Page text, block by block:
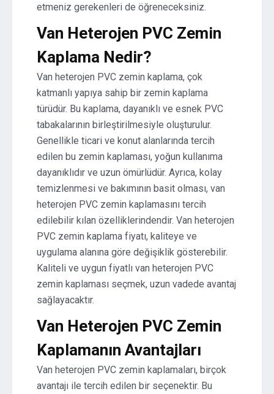
etmeniz gerekenleri de öğreneceksiniz.
Van Heterojen PVC Zemin
Kaplama Nedir?
Van heterojen PVC zemin kaplama, çok
katmanlı yapıya sahip bir zemin kaplama
türüdür. Bu kaplama, dayanıklı ve esnek PVC
tabakalarının birleştirilmesiyle oluşturulur.
Genellikle ticari ve konut alanlarında tercih
edilen bu zemin kaplaması, yoğun kullanıma
dayanıklıdır ve uzun ömürlüdür. Ayrıca, kolay
temizlenmesi ve bakımının basit olması, van
heterojen PVC zemin kaplamasını tercih
edilebilir kılan özelliklerindendir. Van heterojen
PVC zemin kaplama fiyatı, kaliteye ve
uygulama alanına göre değişiklik gösterebilir.
Kaliteli ve uygun fiyatlı van heterojen PVC
zemin kaplaması seçmek, uzun vadede avantaj
sağlayacaktır.
Van Heterojen PVC Zemin
Kaplamanın Avantajları
Van heterojen PVC zemin kaplamaları, birçok
avantajı ile tercih edilen bir seçenektir. Bu